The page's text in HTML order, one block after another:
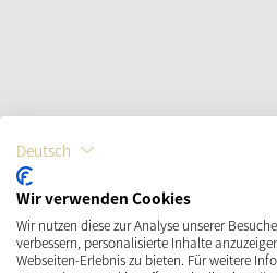
Deutsch
Wir verwenden Cookies
Wir nutzen diese zur Analyse unserer
verbessern, personalisierte Inhalte
Webseiten-Erlebnis zu bieten. Für weitere